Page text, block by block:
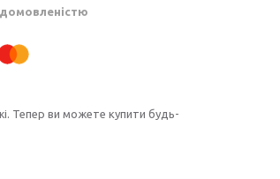
Тепер ви можете купити будь-